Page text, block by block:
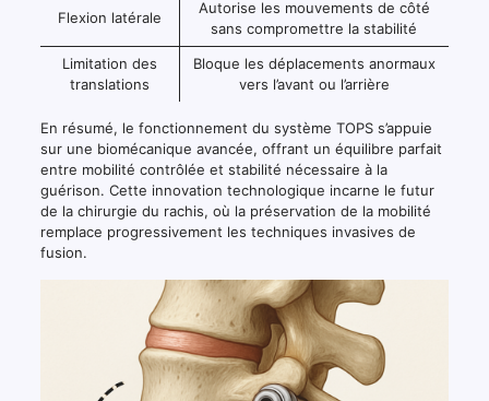
Flexion latérale
Autorise les mouvements de côté
sans compromettre la stabilité
Limitation des
translations
Bloque les déplacements anormaux
vers l’avant ou l’arrière
En résumé, le fonctionnement du système TOPS s’appuie
sur une biomécanique avancée, offrant un équilibre parfait
entre mobilité contrôlée et stabilité nécessaire à la
guérison. Cette innovation technologique incarne le futur
de la chirurgie du rachis, où la préservation de la mobilité
remplace progressivement les techniques invasives de
fusion.